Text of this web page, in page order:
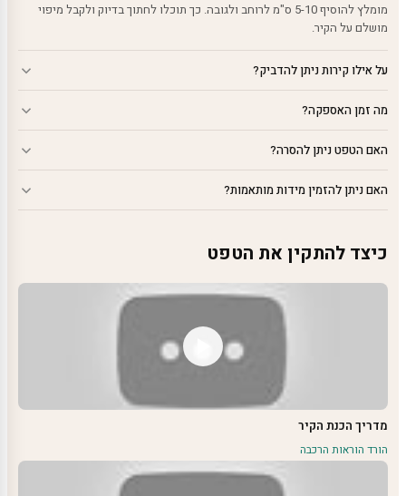
מומלץ להוסיף 5-10 ס"מ לרוחב ולגובה. כך תוכלו לחתוך בדיוק ולקבל מיפוי
מושלם על הקיר.
על אילו קירות ניתן להדביק?
מה זמן האספקה?
האם הטפט ניתן להסרה?
האם ניתן להזמין מידות מותאמות?
כיצד להתקין את הטפט
מדריך הכנת הקיר
הורד הוראות הרכבה